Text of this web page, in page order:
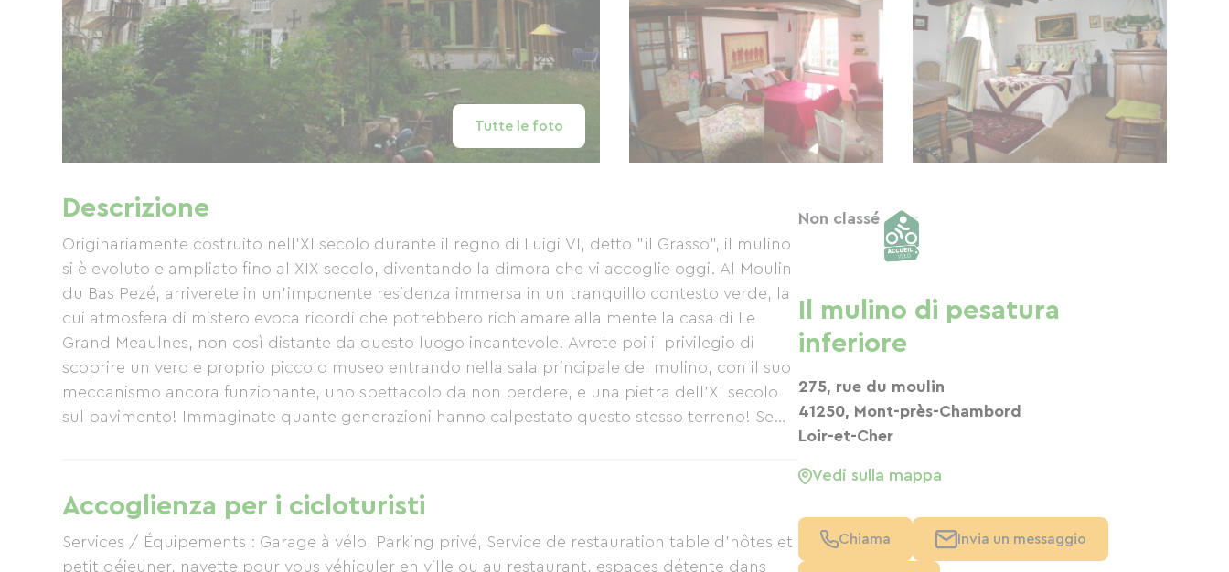
Tutte le foto
Descrizione
Originariamente costruito nell'XI secolo durante il regno di Luigi VI, detto "il Grasso", il mulino
si è evoluto e ampliato fino al XIX secolo, diventando la dimora che vi accoglie oggi. Al Moulin
du Bas Pezé, arriverete in un'imponente residenza immersa in un tranquillo contesto verde, la
cui atmosfera di mistero evoca ricordi che potrebbero richiamare alla mente la casa di Le
Grand Meaulnes, non così distante da questo luogo incantevole. Avrete poi il privilegio di
scoprire un vero e proprio piccolo museo entrando nella sala principale del mulino, con il suo
meccanismo ancora funzionante, uno spettacolo da non perdere, e una pietra dell'XI secolo
sul pavimento! Immaginate quante generazioni hanno calpestato questo stesso terreno! Se
lussureggiante. Scoprirete il ritmo degli animali che vivono qui stabilmente, il volteggiare delle
anatre selvatiche prima di spiccare il volo o sorprendervi atterrando sulla scia dell'acqua. Il
pavone vi incanterà con il suo rituale, maestoso mentre si appollaia sul suo piedistallo, poi
mentre si dedica alla lisciatura delle piume una volta atterrato sul ponte, sperando di
Accoglienza per i cicloturisti
Services / Équipements : Garage à vélo, Parking privé, Service de restauration table d'hôtes et
petit déjeuner, navette pour vous véhiculer en ville ou au restaurant, espaces détente dans
Non classé
Il mulino di pesatura
inferiore
275, rue du moulin
41250, Mont-près-Chambord
Loir-et-Cher
Vedi sulla mappa
Chiama Invia un messaggio